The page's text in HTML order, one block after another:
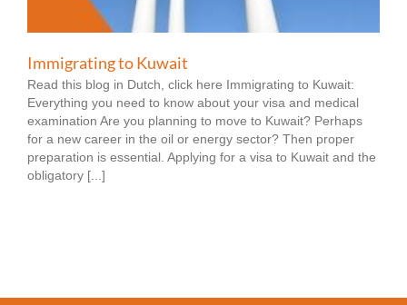
Immigrating to Kuwait
Read this blog in Dutch, click here Immigrating to Kuwait:
Everything you need to know about your visa and medical
examination Are you planning to move to Kuwait? Perhaps
for a new career in the oil or energy sector? Then proper
preparation is essential. Applying for a visa to Kuwait and the
obligatory [...]